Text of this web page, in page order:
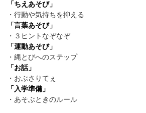
「ちえあそび」
・行動や気持ちを抑える
「言葉あそび」
・３ヒントなぞなぞ
「運動あそび」
・縄とびへのステップ
「お話」
・おぶさりてぇ
「入学準備」
・あそぶときのルール